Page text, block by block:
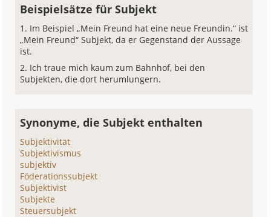
Beispielsätze für Subjekt
Im Beispiel „Mein Freund hat eine neue Freundin.“ ist
„Mein Freund“ Subjekt, da er Gegenstand der Aussage
ist.
Ich traue mich kaum zum Bahnhof, bei den
Subjekten, die dort herumlungern.
Synonyme, die Subjekt enthalten
Subjektivität
Subjektivismus
subjektiv
Föderationssubjekt
Subjektivist
Subjekte
Steuersubjekt